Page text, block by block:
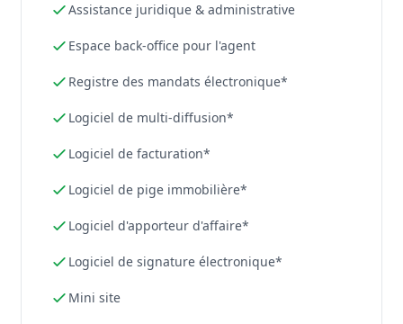
Assistance juridique & administrative
Espace back-office pour l'agent
Registre des mandats électronique*
Logiciel de multi-diffusion*
Logiciel de facturation*
Logiciel de pige immobilière*
Logiciel d'apporteur d'affaire*
Logiciel de signature électronique*
Mini site